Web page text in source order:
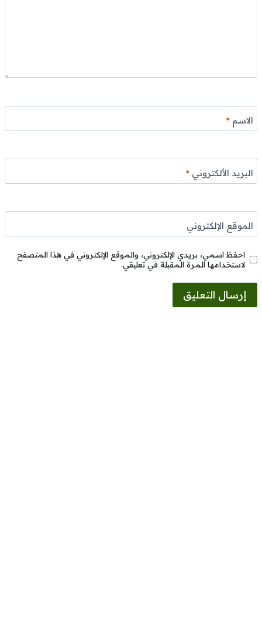
الاسم*
البريد الألكتروني*
الموقع الإلكتروني
احفظ اسمي، بريدي الإلكتروني، والموقع الإلكتروني في هذا المتصفح
لاستخدامها المرة المقبلة في تعليقي.